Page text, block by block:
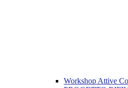
Workshop Attive